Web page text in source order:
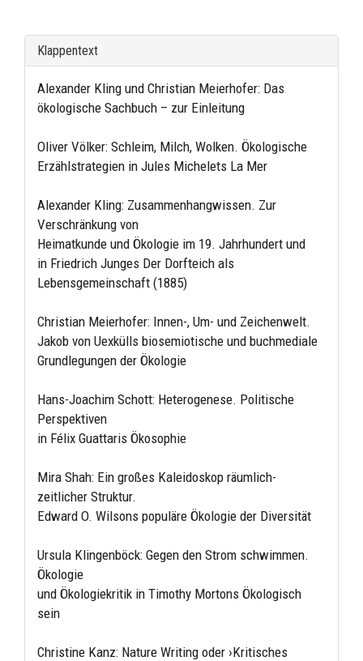
Klappentext
Alexander Kling und Christian Meierhofer: Das
ökologische Sachbuch – zur Einleitung
Oliver Völker: Schleim, Milch, Wolken. Ökologische
Erzählstrategien in Jules Michelets La Mer
Alexander Kling: Zusammenhangwissen. Zur
Verschränkung von
Heimatkunde und Ökologie im 19. Jahrhundert und
in Friedrich Junges Der Dorfteich als
Lebensgemeinschaft (1885)
Christian Meierhofer: Innen-, Um- und Zeichenwelt.
Jakob von Uexkülls biosemiotische und buchmediale
Grundlegungen der Ökologie
Hans-Joachim Schott: Heterogenese. Politische
Perspektiven
in Félix Guattaris Ökosophie
Mira Shah: Ein großes Kaleidoskop räumlich-
zeitlicher Struktur.
Edward O. Wilsons populäre Ökologie der Diversität
Ursula Klingenböck: Gegen den Strom schwimmen.
Ökologie
und Ökologiekritik in Timothy Mortons Ökologisch
sein
Christine Kanz: Nature Writing oder ›Kritisches